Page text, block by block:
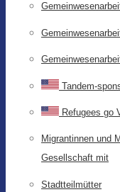
Tandem-
Refugees go
Migrantinnen und
Gesellschaft mit
Stadtteilmütter